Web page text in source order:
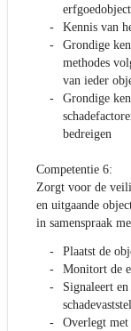
Kennis van
Grondige
methodes
van ieder
Grondige
bedreigen
Competentie 6:
Zorgt voor de
en uitgaande
in samenspraak
Plaatst de
Monitort de
Signaleert
Overlegt